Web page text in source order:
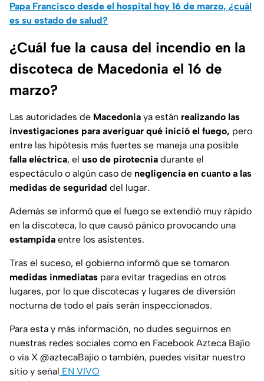
Papa Francisco desde el hospital hoy 16 de marzo, ¿cuál
es su estado de salud?
¿Cuál fue la causa del incendio en la
discoteca de Macedonia el 16 de
marzo?
Las autoridades de Macedonia ya están realizando las
investigaciones para averiguar qué inició el fuego, pero
entre las hipótesis más fuertes se maneja una posible
falla eléctrica, el uso de pirotecnia durante el
espectáculo o algún caso de negligencia en cuanto a las
medidas de seguridad del lugar.
Además se informó que el fuego se extendió muy rápido
en la discoteca, lo que causó pánico provocando una
estampida entre los asistentes.
Tras el suceso, el gobierno informó que se tomaron
medidas inmediatas para evitar tragedias en otros
lugares, por lo que discotecas y lugares de diversión
nocturna de todo el país serán inspeccionados.
Para esta y más información, no dudes seguirnos en
nuestras redes sociales como en Facebook Azteca Bajío
o vía X @aztecaBajio o también, puedes visitar nuestro
sitio y señal EN VIVO